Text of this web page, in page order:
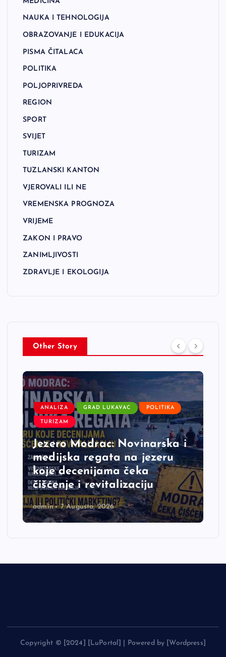
NAUKA I TEHNOLOGIJA
OBRAZOVANJE I EDUKACIJA
PISMA ČITALACA
POLITIKA
POLJOPRIVREDA
REGION
SPORT
SVIJET
TURIZAM
TUZLANSKI KANTON
VJEROVALI ILI NE
VREMENSKA PROGNOZA
VRIJEME
ZAKON I PRAVO
ZANIMLJIVOSTI
ZDRAVLJE I EKOLOGIJA
Other Story
ANALIZA GRAD LUKAVAC POLITIKA
TURIZAM
Jezero Modrac: Novinarska i
medijska regata na jezeru
koje decenijama čeka
čišćenje i revitalizaciju
admin 7 Augusta, 2026
Copyright © [2024] [LuPortal] | Powered by [Wordpress]